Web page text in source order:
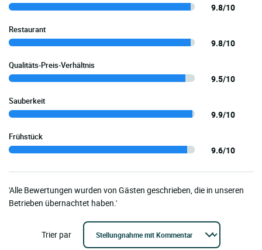
9.8/10
Restaurant
9.8/10
Qualitäts-Preis-Verhältnis
9.5/10
Sauberkeit
9.9/10
Frühstück
9.6/10
'Alle Bewertungen wurden von Gästen geschrieben, die in unseren
Betrieben übernachtet haben.'
Trier par